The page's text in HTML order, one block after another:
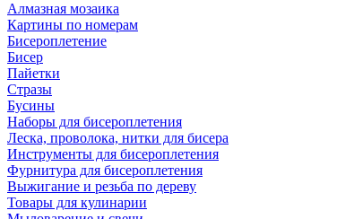
Алмазная мозаика
Картины по номерам
Бисероплетение
Бисер
Пайетки
Стразы
Бусины
Наборы для бисероплетения
Леска, проволока, нитки для бисера
Инструменты для бисероплетения
Фурнитура для бисероплетения
Выжигание и резьба по дереву
Товары для кулинарии